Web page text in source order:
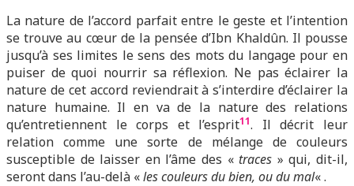
La nature de l’accord parfait entre le geste et l’intention
se trouve au cœur de la pensée d’Ibn Khaldûn. Il pousse
jusqu’à ses limites le sens des mots du langage pour en
puiser de quoi nourrir sa réflexion. Ne pas éclairer la
nature de cet accord reviendrait à s’interdire d’éclairer la
nature humaine. Il en va de la nature des relations
qu’entretiennent le corps et l’esprit11. Il décrit leur
relation comme une sorte de mélange de couleurs
susceptible de laisser en l’âme des « traces » qui, dit-il,
seront dans l’au-delà «les couleurs du bien, ou du mal« .